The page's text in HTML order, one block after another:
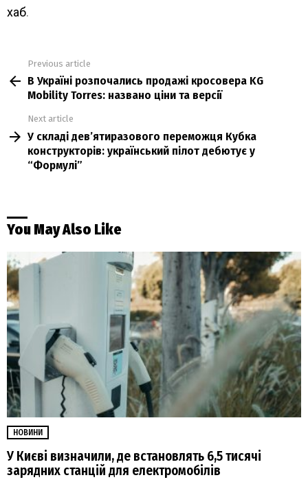
хаб.
more
Previous article
В Україні розпочались продажі кросовера KG
Mobility Torres: названо ціни та версії
Next article
У складі дев’ятиразового переможця Кубка
конструкторів: український пілот дебютує у
“Формулі”
You May Also Like
НОВИНИ
У Києві визначили, де встановлять 6,5 тисячі
зарядних станцій для електромобілів